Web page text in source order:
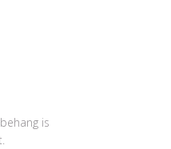
is